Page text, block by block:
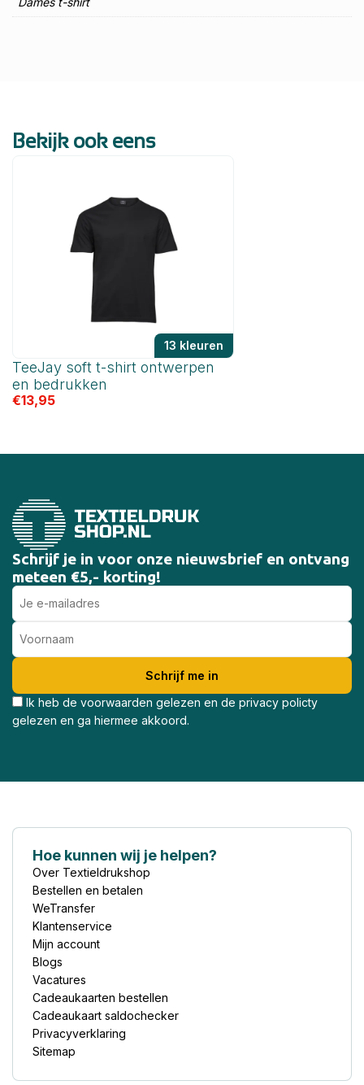
Bekijk ook eens
13 kleuren
TeeJay soft t-shirt ontwerpen
en bedrukken
€13,95
Schrijf je in voor onze nieuwsbrief en ontvang
meteen €5,- korting!
Ik heb de voorwaarden gelezen en de privacy policty
gelezen en ga hiermee akkoord.
Hoe kunnen wij je helpen?
Over Textieldrukshop
Bestellen en betalen
WeTransfer
Klantenservice
Mijn account
Blogs
Vacatures
Cadeaukaarten bestellen
Cadeaukaart saldochecker
Privacyverklaring
Sitemap